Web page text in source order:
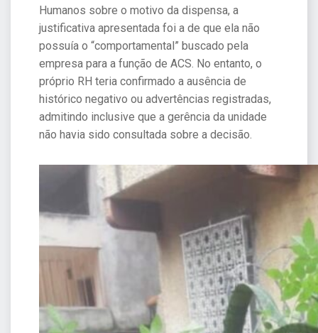
Humanos sobre o motivo da dispensa, a
justificativa apresentada foi a de que ela não
possuía o “comportamental” buscado pela
empresa para a função de ACS. No entanto, o
próprio RH teria confirmado a ausência de
histórico negativo ou advertências registradas,
admitindo inclusive que a gerência da unidade
não havia sido consultada sobre a decisão.